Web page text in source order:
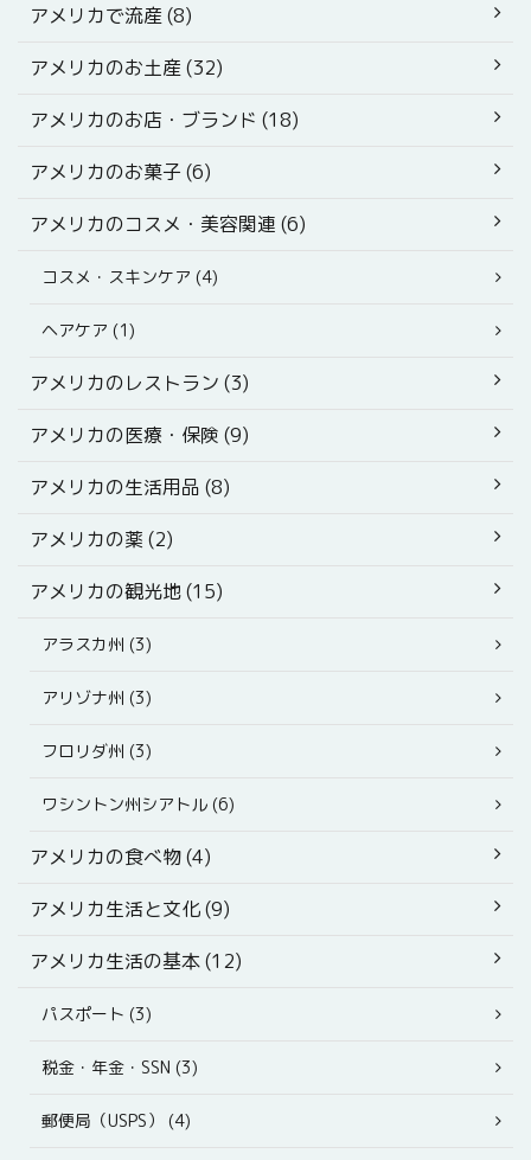
アメリカで流産 (8)
アメリカのお土産 (32)
アメリカのお店・ブランド (18)
アメリカのお菓子 (6)
アメリカのコスメ・美容関連 (6)
コスメ・スキンケア (4)
ヘアケア (1)
アメリカのレストラン (3)
アメリカの医療・保険 (9)
アメリカの生活用品 (8)
アメリカの薬 (2)
アメリカの観光地 (15)
アラスカ州 (3)
アリゾナ州 (3)
フロリダ州 (3)
ワシントン州シアトル (6)
アメリカの食べ物 (4)
アメリカ生活と文化 (9)
アメリカ生活の基本 (12)
パスポート (3)
税金・年金・SSN (3)
郵便局（USPS） (4)